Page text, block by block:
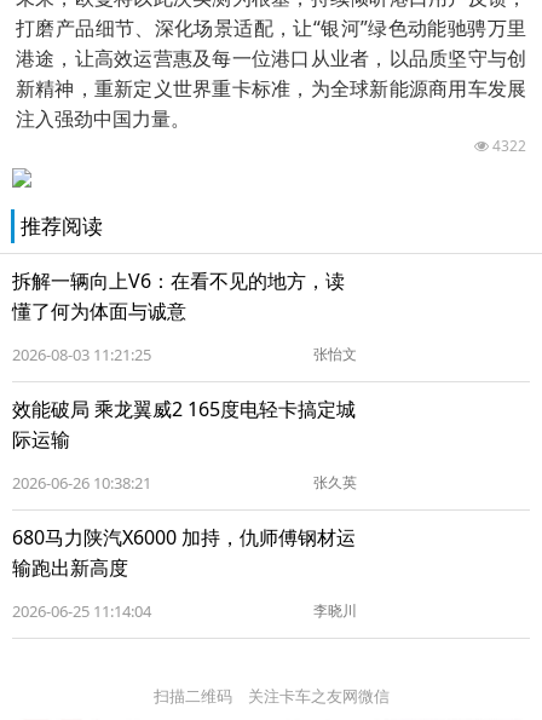
打磨产品细节、深化场景适配，让“银河”绿色动能驰骋万里
港途，让高效运营惠及每一位港口从业者，以品质坚守与创
新精神，重新定义世界重卡标准，为全球新能源商用车发展
注入强劲中国力量。
4322
推荐阅读
拆解一辆向上V6：在看不见的地方，读
懂了何为体面与诚意
2026-08-03 11:21:25 张怡文
效能破局 乘龙翼威2 165度电轻卡搞定城
际运输
2026-06-26 10:38:21 张久英
680马力陕汽X6000 加持，仇师傅钢材运
输跑出新高度
2026-06-25 11:14:04 李晓川
扫描二维码 关注卡车之友网微信